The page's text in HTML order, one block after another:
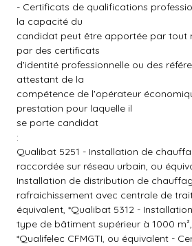
- Certificats de qualifications
la capacité du
candidat peut être apportée par tout
par des certificats
d'identité professionnelle ou des
attestant de la
compétence de l'opérateur
prestation pour laquelle il
se porte candidat
:
Qualibat 5251 - Installation de
raccordée sur réseau urbain, ou
Installation de distribution de
rafraichissement avec centrale de
équivalent, *Qualibat 5312 -
type de bâtiment supérieur à 1000
*Qualifelec CFMGTI, ou équivalent -